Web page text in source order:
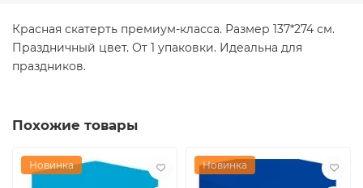
Красная скатерть премиум-класса. Размер 137*274 см.
Праздничный цвет. От 1 упаковки. Идеальна для
праздников.
Похожие товары
Новинка Новинка